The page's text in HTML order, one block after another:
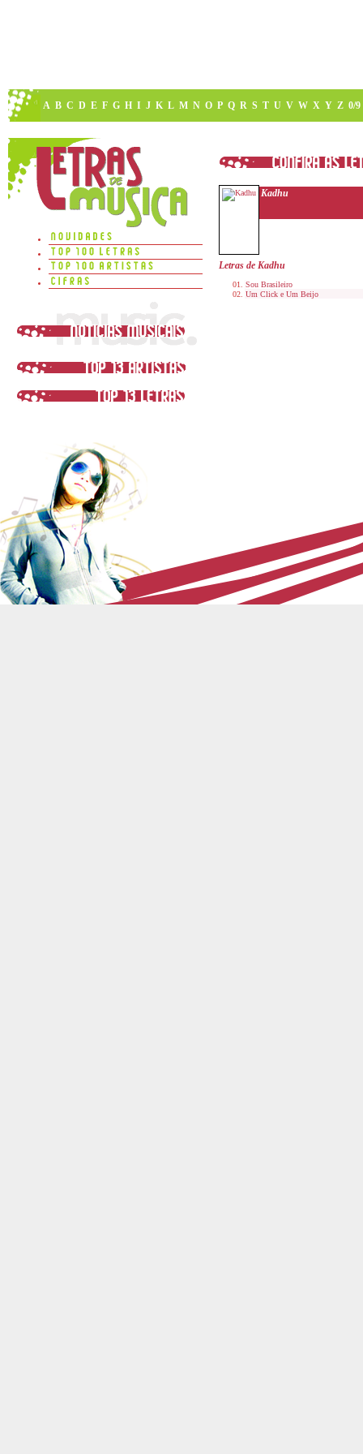
A B C D E F G H I J K L M N O P Q R S T U V W X Y Z 0/9
Kadhu
Letras de Kadhu
Sou Brasileiro
Um Click e Um Beijo